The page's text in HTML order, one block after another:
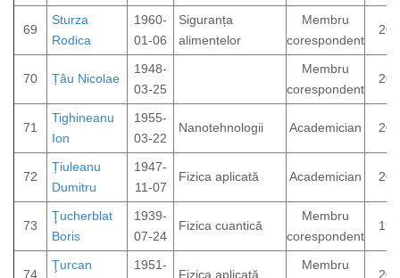
69
Sturza
Rodica
1960-
01-06
Siguranța
alimentelor
Membru
corespondent
70 Țâu Nicolae
1948-
03-25
Membru
corespondent
71
Tighineanu
Ion
1955-
03-22
Nanotehnologii Academician
72
Țiuleanu
Dumitru
1947-
11-07
Fizica aplicată Academician
73
Ţucherblat
Boris
1939-
07-24
Fizica cuantică
Membru
corespondent
74
Ţurcan
1951-
Fizica aplicată
Membru